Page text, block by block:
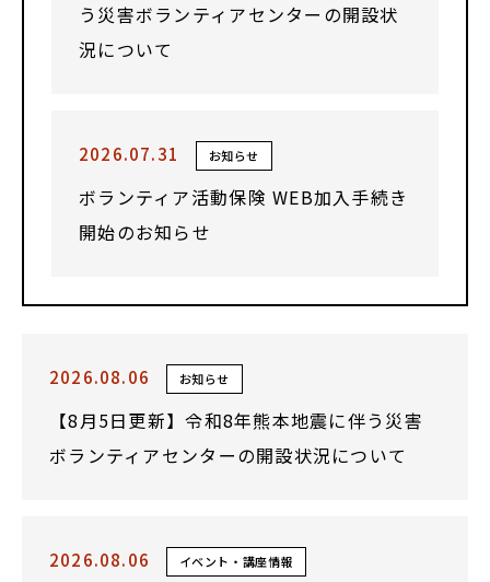
う災害ボランティアセンターの開設状
況について
2026.07.31 お知らせ
ボランティア活動保険 WEB加入手続き
開始のお知らせ
2026.08.06 お知らせ
【8月5日更新】令和8年熊本地震に伴う災害
ボランティアセンターの開設状況について
2026.08.06 イベント・講座情報